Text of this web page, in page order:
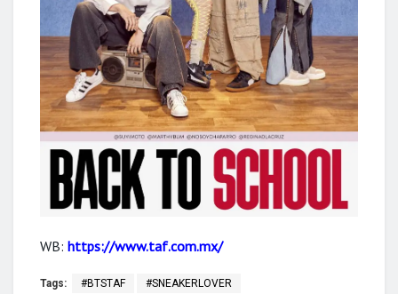
WB: https://www.taf.com.mx/
Tags: #BTSTAF #SNEAKERLOVER